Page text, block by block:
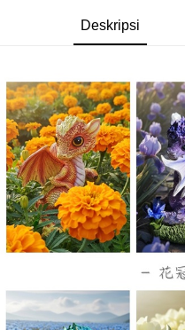
NT$3,000 atau lebih
NT$80/pesanan |
NT$3,000 atau lebih
付款後門市自取
Penghantaran percuma
Deskripsi